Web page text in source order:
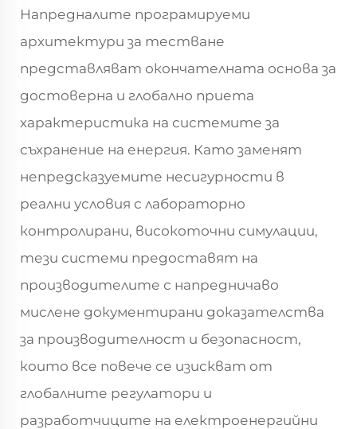
Напредналите програмируеми
архитектури за тестване
представляват окончателната основа за
достоверна и глобално приета
характеристика на системите за
съхранение на енергия. Като заменят
непредсказуемите несигурности в
реални условия с лабораторно
контролирани, високоточни симулации,
тези системи предоставят на
производителите с напредничаво
мислене документирани доказателства
за производителност и безопасност,
които все повече се изискват от
глобалните регулатори и
разработчиците на електроенергийни